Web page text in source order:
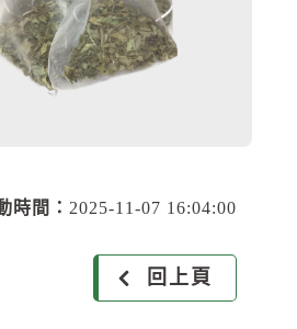
時間： 2025-11-07 16:04:00
回上頁